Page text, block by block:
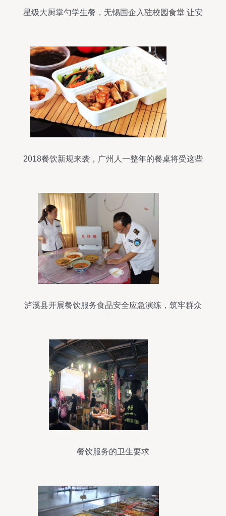
星级大厨掌勺学生餐，无锡国企入驻校园食堂 让安
2018餐饮新规来袭，广州人一整年的餐桌将受这些
泸溪县开展餐饮服务食品安全应急演练，筑牢群众
餐饮服务的卫生要求